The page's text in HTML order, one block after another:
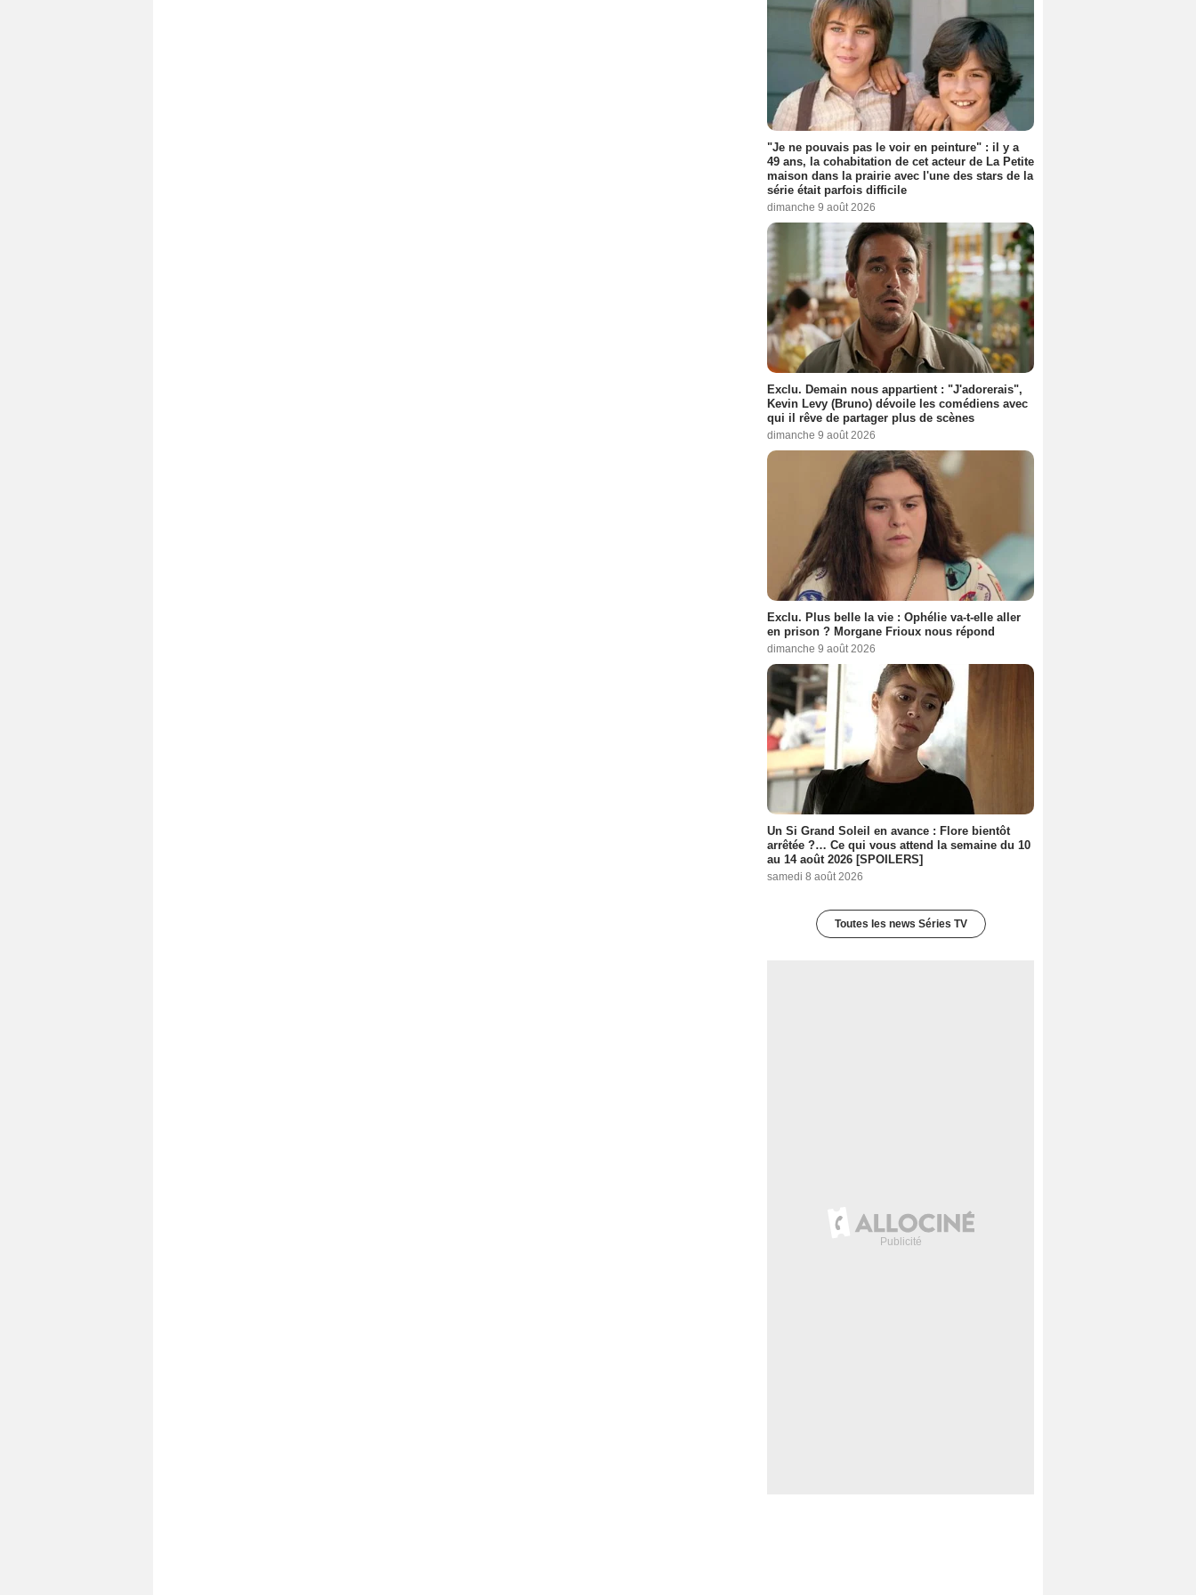
"Je ne pouvais pas le voir en peinture" : il y a
49 ans, la cohabitation de cet acteur de La Petite
maison dans la prairie avec l'une des stars de la
série était parfois difficile
dimanche 9 août 2026
Exclu. Demain nous appartient : "J'adorerais",
Kevin Levy (Bruno) dévoile les comédiens avec
qui il rêve de partager plus de scènes
dimanche 9 août 2026
Exclu. Plus belle la vie : Ophélie va-t-elle aller
en prison ? Morgane Frioux nous répond
dimanche 9 août 2026
Un Si Grand Soleil en avance : Flore bientôt
arrêtée ?… Ce qui vous attend la semaine du 10
au 14 août 2026 [SPOILERS]
samedi 8 août 2026
Toutes les news Séries TV